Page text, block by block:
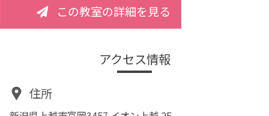
この教室の詳細を見る
アクセス情報
住所